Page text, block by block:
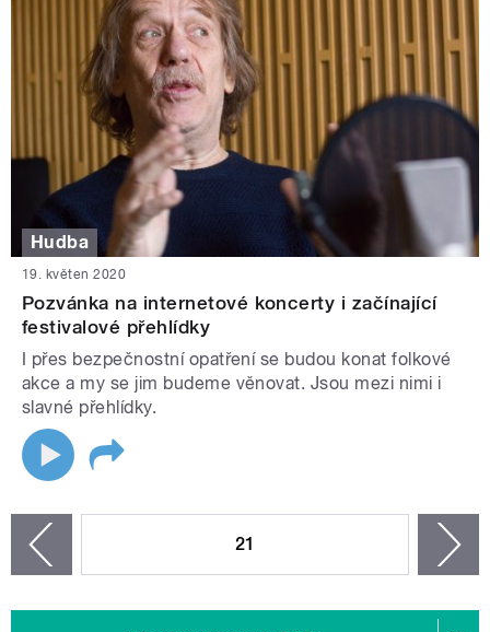
Hudba
19. květen 2020
Pozvánka na internetové koncerty i začínající
festivalové přehlídky
I přes bezpečnostní opatření se budou konat folkové
akce a my se jim budeme věnovat. Jsou mezi nimi i
slavné přehlídky.
21